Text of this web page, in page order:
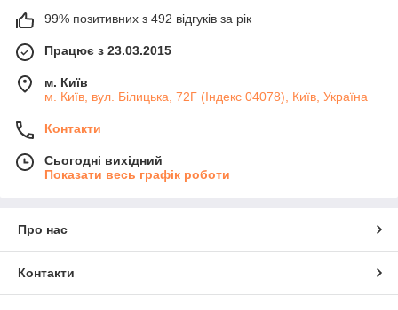
99% позитивних з 492 відгуків за рік
Працює з 23.03.2015
м. Київ
м. Київ, вул. Білицька, 72Г (Індекс 04078), Київ, Україна
Контакти
Сьогодні вихідний
Показати весь графік роботи
Про нас
Контакти